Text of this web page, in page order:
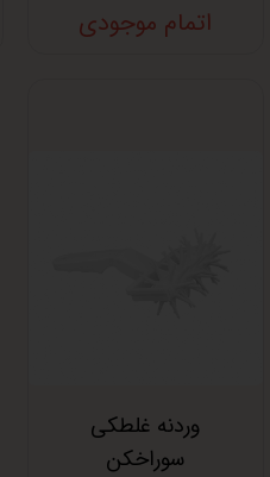
اتمام موجودی
وردنه غلطکی
سوراخکن